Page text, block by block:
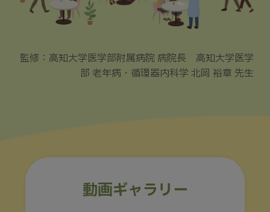
監修：高知大学医学部附属病院 病院長 高知大学医学
部 老年病・循環器内科学 北岡 裕章 先生
動画ギャラリー